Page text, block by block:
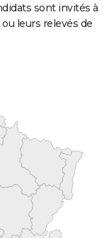
sont invités à
leurs relevés de